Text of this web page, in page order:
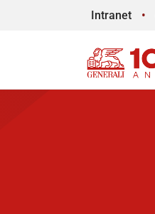
Intranet